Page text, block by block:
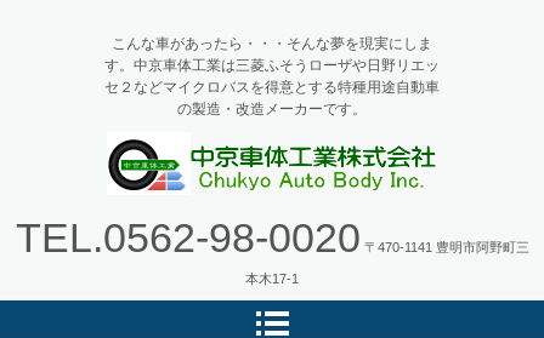
体工業
こんな車があったら・・・そんな夢を現実にしま
す。中京車体工業は三菱ふそうローザや日野リエッ
セ２などマイクロバスを得意とする特種用途自動車
の製造・改造メーカーです。
TEL.0562-98-0020 〒470-1141 豊明市阿野町三
本木17-1